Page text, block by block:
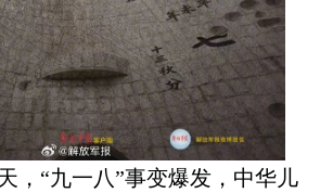
，“九一八”事变爆发，中华儿